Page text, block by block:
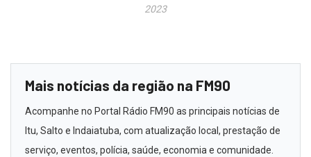
2023
Mais notícias da região na FM90
Acompanhe no Portal Rádio FM90 as principais notícias de
Itu, Salto e Indaiatuba, com atualização local, prestação de
serviço, eventos, polícia, saúde, economia e comunidade.